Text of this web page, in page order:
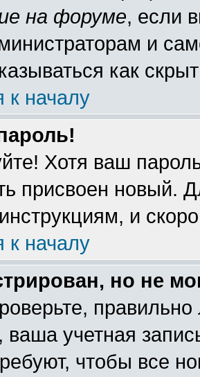
на форуме, если
и
как
к началу
Хотя ваш
присвоен новый.
и
к началу
но не
ваша учетная
чтобы все